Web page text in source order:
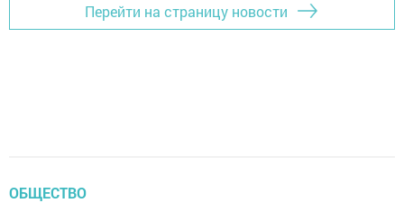
Перейти на страницу новости
ОБЩЕСТВО